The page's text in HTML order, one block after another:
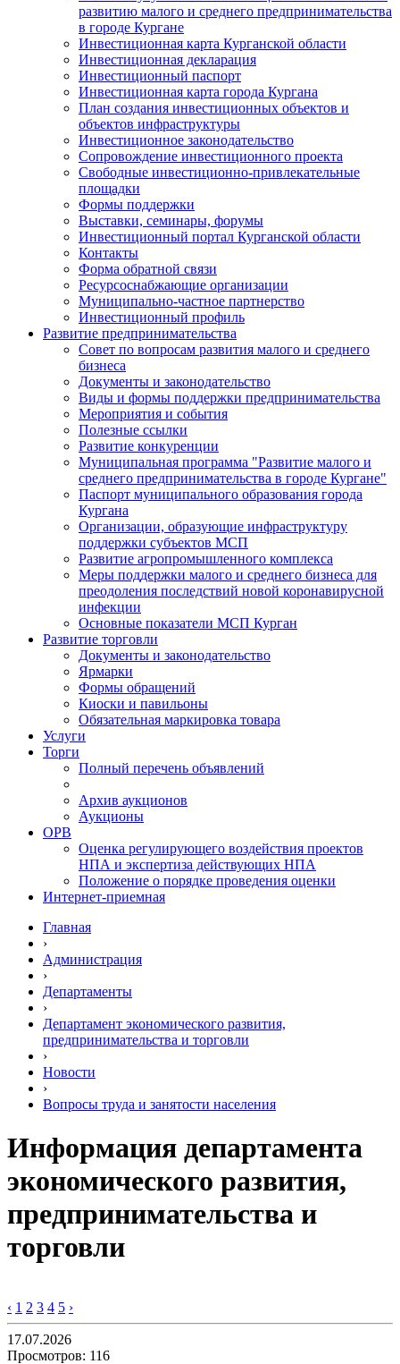
развитию малого и среднего предпринимательства
в городе Кургане
Инвестиционная карта Курганской области
Инвестиционная декларация
Инвестиционный паспорт
Инвестиционная карта города Кургана
План создания инвестиционных объектов и
объектов инфраструктуры
Инвестиционное законодательство
Сопровождение инвестиционного проекта
Свободные инвестиционно-привлекательные
площадки
Формы поддержки
Выставки, семинары, форумы
Инвестиционный портал Курганской области
Контакты
Форма обратной связи
Ресурсоснабжающие организации
Муниципально-частное партнерство
Инвестиционный профиль
Развитие предпринимательства
Совет по вопросам развития малого и среднего
бизнеса
Документы и законодательство
Виды и формы поддержки предпринимательства
Мероприятия и события
Полезные ссылки
Развитие конкуренции
Муниципальная программа "Развитие малого и
среднего предпринимательства в городе Кургане"
Паспорт муниципального образования города
Кургана
Организации, образующие инфраструктуру
поддержки субъектов МСП
Развитие агропромышленного комплекса
Меры поддержки малого и среднего бизнеса для
преодоления последствий новой коронавирусной
инфекции
Основные показатели МСП Курган
Развитие торговли
Документы и законодательство
Ярмарки
Формы обращений
Киоски и павильоны
Обязательная маркировка товара
Услуги
Торги
Полный перечень объявлений
Архив аукционов
Аукционы
ОРВ
Оценка регулирующего воздействия проектов
НПА и экспертиза действующих НПА
Положение о порядке проведения оценки
Интернет-приемная
Главная
›
Администрация
›
Департаменты
›
Департамент экономического развития,
предпринимательства и торговли
›
Новости
›
Вопросы труда и занятости населения
Информация департамента
экономического развития,
предпринимательства и
торговли
‹ 1 2 3 4 5 ›
17.07.2026
Просмотров: 116